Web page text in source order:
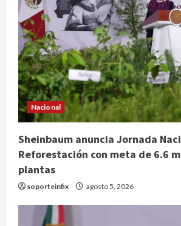
Nacional
Sheinbaum anuncia Jornada
Reforestación con meta de 6.6
plantas
soporteinfix agosto 5, 2026
Internacional
‘Spider-Man: Brand
millones de dólares